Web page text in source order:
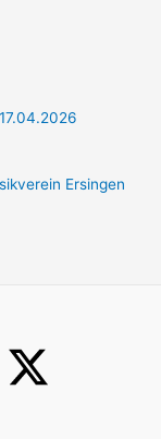
Ersingen